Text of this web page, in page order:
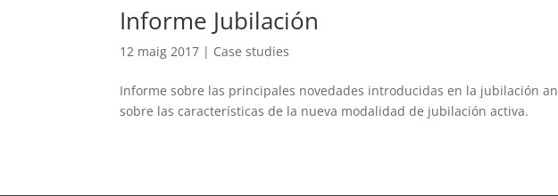
Informe Jubilación
12 maig 2017 | Case studies
Informe sobre las principales novedades introducidas en la jubilación
sobre las características de la nueva modalidad de jubilación activa.